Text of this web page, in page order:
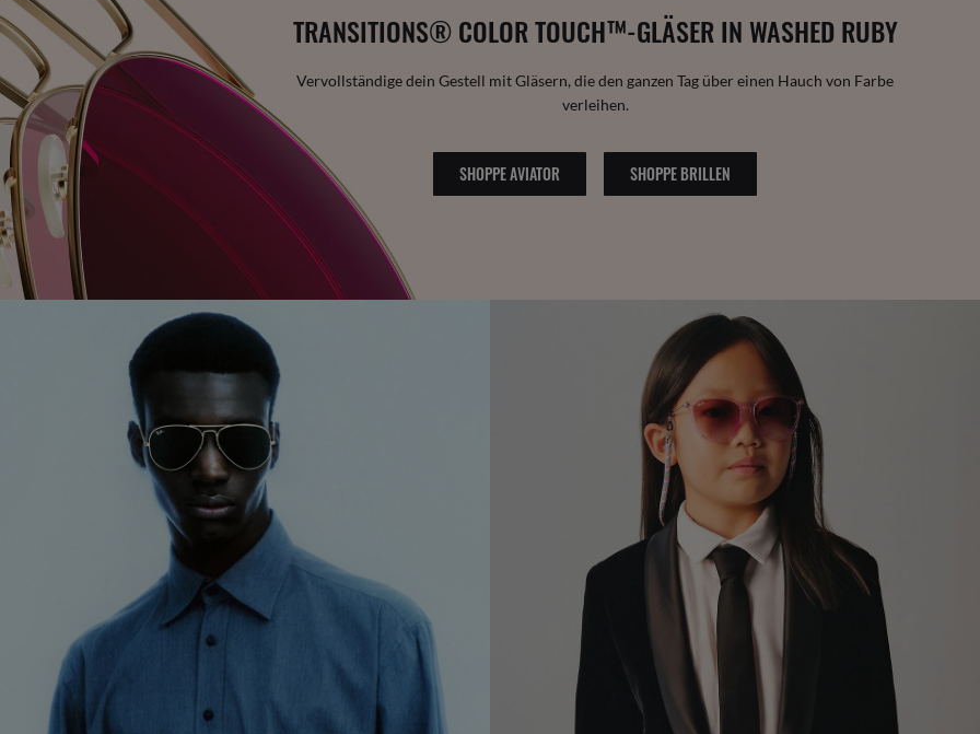
TRANSITIONS® COLOR TOUCH™-GLÄSER IN WASHED RUBY
Vervollständige dein Gestell mit Gläsern, die den ganzen Tag über einen Hauch von Farbe
verleihen.
SHOPPE AVIATOR SHOPPE BRILLEN